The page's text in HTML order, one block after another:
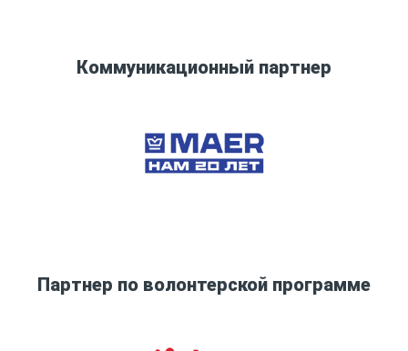
Коммуникационный партнер
Партнер по волонтерской программе